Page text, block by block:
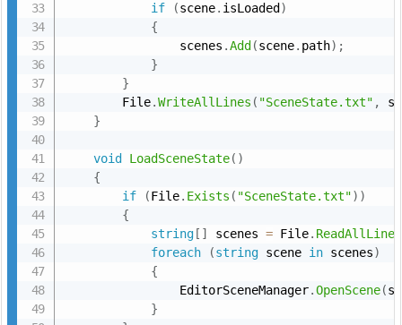
if
(scene. isLoaded )
{
                scenes
.Add (scene. path) ;
}
}
        File
.WriteAllLines ( "SceneState.txt" ,
}
void LoadSceneState( )
{
if
(File. Exists ( "SceneState.txt") )
{
string [ ] scenes = File. ReadAllLines
foreach
(string scene in scenes)
{
                EditorSceneManager
.OpenScene(
}